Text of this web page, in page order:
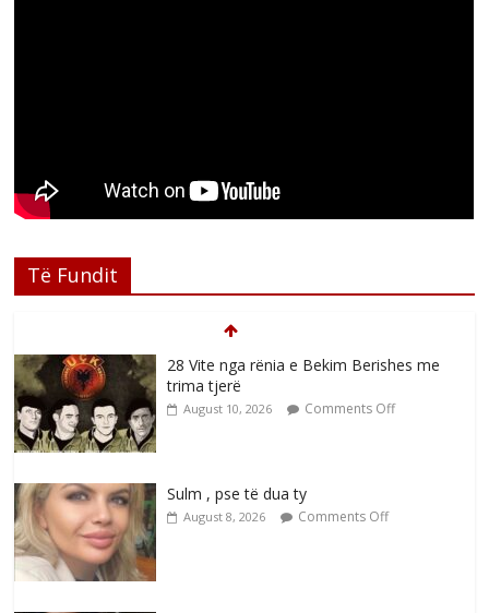
Të Fundit
28 Vite nga rënia e Bekim Berishes me
trima tjerë
August 10, 2026 Comments Off
Sulm , pse të dua ty
August 8, 2026 Comments Off